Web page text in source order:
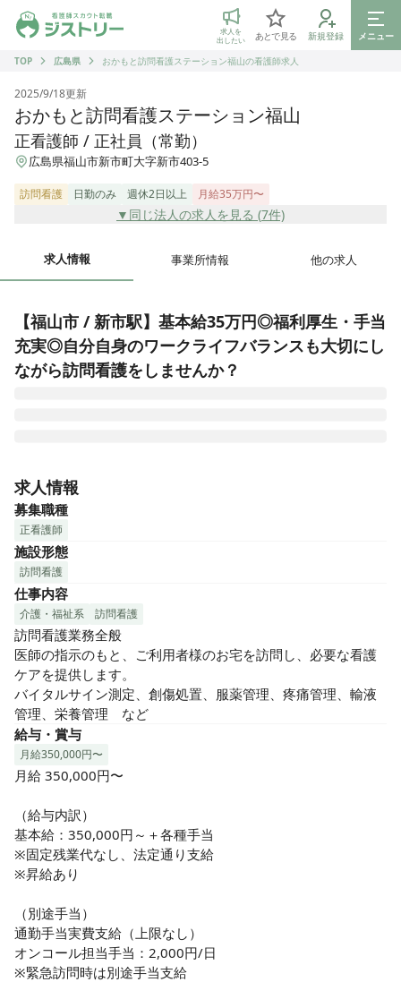
ジストリー 看護師の転職マッチング
求人を
出したい
あとで見る 新規登録
メニュー
TOP
広島県 おかもと訪問看護ステーション福山の看護師求人
2025/9/18更新
おかもと訪問看護ステーション福山
正看護師 / 正社員（常勤）
広島県福山市新市町大字新市403-5
訪問看護 日勤のみ 週休2日以上 月給35万円〜
▼同じ法人の求人を見る (7件)
求人情報 事業所情報 他の求人
【福山市 / 新市駅】基本給35万円◎福利厚生・手当
充実◎自分自身のワークライフバランスも大切にし
ながら訪問看護をしませんか？
支援事業、訪問介護支援事業を展開しています。
サービスを通じて在宅で医療を必要としている利用者様に、
必要なサービスを提供し在宅での暮らしをサポートしていき
たいと考えております。
お一人お一人の幸せに寄り添う、本当に必要とされる看護サ
ービスを提供するため、ご利用者様に寄り添った看護をとも
に行ってくださる方を募集中です！
＼おすすめポイント！／
◎福利厚生・各種手当充実
理美容手当やスポーツジム手当などユニークな手当も充実し
ており、安心して長く働いていただけます！
◎ライフスタイルに合わせて選べる働き方
週休3日の時短常勤制度があり、子育てや介護との両立も可能
です◎
イベートの時間も大切にできます！
◎基本給は35万円
基本給35万円にプラスしてオンコール手当、緊急対応手当、
訪問件数に応じて、歩合給もあるので、頑張って働きたいと
いう方は高収入も可能。
利用者さんは、担当制のため、スケジュール管理がしやすい
と評判です。
求人情報
募集職種
正看護師
施設形態
訪問看護
仕事内容
介護・福祉系 訪問看護
訪問看護業務全般
医師の指示のもと、ご利用者様のお宅を訪問し、必要な看護
ケアを提供します。
バイタルサイン測定、創傷処置、服薬管理、疼痛管理、輸液
管理、栄養管理　など
給与・賞与
月給350,000円〜
月給 350,000円〜
（給与内訳）
基本給：350,000円～＋各種手当
※固定残業代なし、法定通り支給
※昇給あり
（別途手当）
通勤手当実費支給（上限なし）
オンコール担当手当：2,000円/日
※緊急訪問時は別途手当支給